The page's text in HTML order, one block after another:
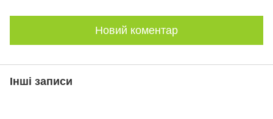
Новий коментар
Інші записи